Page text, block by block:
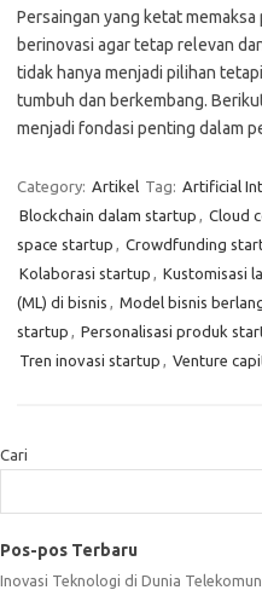
Persaingan yang ketat
berinovasi agar tetap relevan
tidak hanya menjadi pilihan
tumbuh dan berkembang.
menjadi fondasi penting dalam
Category: Artikel Tag: Artificial
Blockchain dalam startup , Cloud
space startup , Crowdfunding
Kolaborasi startup , Kustomisasi
(ML) di bisnis , Model bisnis
startup , Personalisasi produk
Tren inovasi startup , Venture
Cari
Pos-pos Terbaru
Inovasi Teknologi di Dunia